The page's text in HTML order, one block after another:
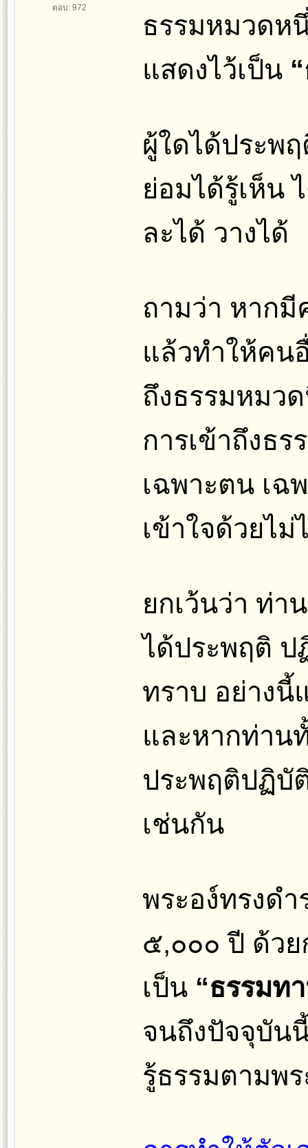
ตอบ: 972
ธรรมหมวดห
แสดงไว้เป็น
ผู้ใดได้ประพ
ย่อมได้รู้เห็น
ละได้ วางได้
ถามว่า หากมี
แล้วทำให้คน
ถึงธรรมหมว
การเข้าถึงธ
เฉพาะตน เ
เข้าใจด้วยไม่
ยกเว้นว่า ท่า
ได้ประพฤติ ป
ทราบ อย่างนี้
และหากท่าน
ประพฤติปฏิบั
เช่นกัน
พระอง์ทรงด
๕,๐๐๐ ปี ด้วย
เป็น “ธรรมท
จนถึงปัจจุบัน
รู้ธรรมตามพ